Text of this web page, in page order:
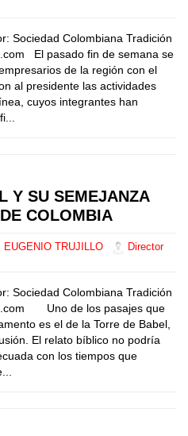
Sociedad Colombiana Tradición
El pasado fin de semana se
de la región con el
al presidente las actividades
cuyos integrantes han
Y SU SEMEJANZA
COLOMBIA
EUGENIO TRUJILLO
Director
Sociedad Colombiana Tradición
Uno de los pasajes que
es el de la Torre de Babel,
El relato bíblico no podría
con los tiempos que